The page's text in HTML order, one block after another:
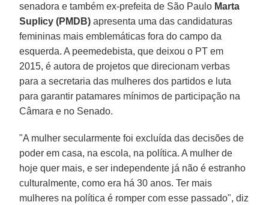
senadora e também ex-prefeita de São Paulo Marta
Suplicy (PMDB) apresenta uma das candidaturas
femininas mais emblemáticas fora do campo da
esquerda. A peemedebista, que deixou o PT em
2015, é autora de projetos que direcionam verbas
para a secretaria das mulheres dos partidos e luta
para garantir patamares mínimos de participação na
Câmara e no Senado.
"A mulher secularmente foi excluída das decisões de
poder em casa, na escola, na política. A mulher de
hoje quer mais, e ser independente já não é estranho
culturalmente, como era há 30 anos. Ter mais
mulheres na política é romper com esse passado", diz